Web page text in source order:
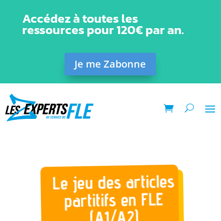
Accédez à toutes les
ressources pour 120€ par an.
Je me Zabonne
Le jeu des articles
partitifs en FLE